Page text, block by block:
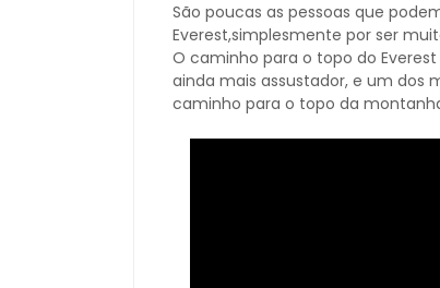
São poucas as pessoas que
Everest,simplesmente por ser
O caminho para o topo do
ainda mais assustador, e um dos
caminho para o topo da